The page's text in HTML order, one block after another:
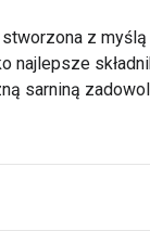
z myślą
najlepsze
sarniną